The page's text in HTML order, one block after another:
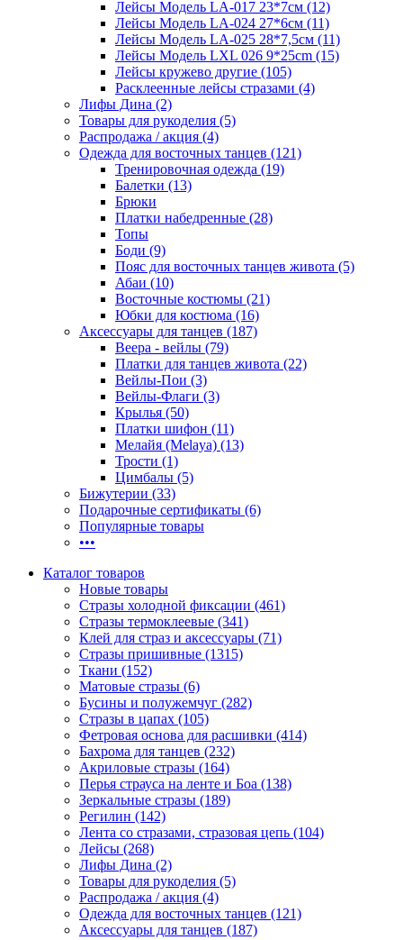
Лейсы Модель LA-017 23*7см (12)
Лейсы Модель LA-024 27*6см (11)
Лейсы Модель LA-025 28*7,5см (11)
Лейсы Модель LXL 026 9*25cm (15)
Лейсы кружево другие (105)
Расклеенные лейсы стразами (4)
Лифы Дина (2)
Товары для рукоделия (5)
Распродажа / акция (4)
Одежда для восточных танцев (121)
Тренировочная одежда (19)
Балетки (13)
Брюки
Платки набедренные (28)
Топы
Боди (9)
Пояс для восточных танцев живота (5)
Абаи (10)
Восточные костюмы (21)
Юбки для костюма (16)
Аксессуары для танцев (187)
Веера - вейлы (79)
Платки для танцев живота (22)
Вейлы-Пои (3)
Вейлы-Флаги (3)
Крылья (50)
Платки шифон (11)
Мелайя (Melaya) (13)
Трости (1)
Цимбалы (5)
Бижутерии (33)
Подарочные сертификаты (6)
Популярные товары
•••
Каталог товаров
Новые товары
Стразы холодной фиксации (461)
Стразы термоклеевые (341)
Клей для страз и аксессуары (71)
Стразы пришивные (1315)
Ткани (152)
Матовые стразы (6)
Бусины и полужемчуг (282)
Стразы в цапах (105)
Фетровая основа для расшивки (414)
Бахрома для танцев (232)
Акриловые стразы (164)
Перья страуса на ленте и Боа (138)
Зеркальные стразы (189)
Регилин (142)
Лента со стразами, стразовая цепь (104)
Лейсы (268)
Лифы Дина (2)
Товары для рукоделия (5)
Распродажа / акция (4)
Одежда для восточных танцев (121)
Аксессуары для танцев (187)